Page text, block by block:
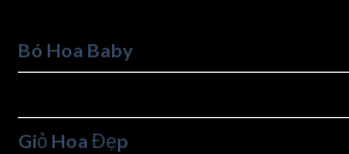
Bó Hoa Baby
Giỏ Hoa Đẹp